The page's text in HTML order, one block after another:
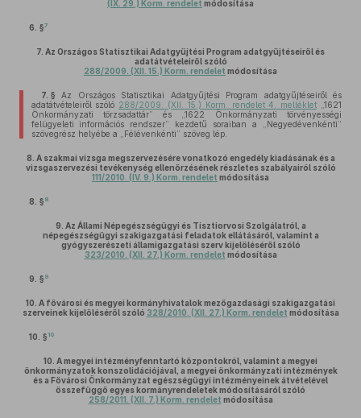
(IX. 29.) Korm. rendelet módosítása
6. §7
7. Az Országos Statisztikai Adatgyűjtési Program adatgyűjtéseiről és
adatátvételeiről szóló
288/2009. (XII. 15.) Korm. rendelet módosítása
7. § Az Országos Statisztikai Adatgyűjtési Program adatgyűjtéseiről és
adatátvételeiről szóló 288/2009. (XII. 15.) Korm. rendelet 4. melléklet „1621
Önkormányzati törzsadattár” és „1622 Önkormányzati törvényességi
felügyeleti információs rendszer” kezdetű soraiban a „Negyedévenkénti”
szövegrész helyébe a „Félévenkénti” szöveg lép.
8. A szakmai vizsga megszervezésére vonatkozó engedély kiadásának és a
vizsgaszervezési tevékenység ellenőrzésének részletes szabályairól szóló
111/2010. (IV. 9.) Korm. rendelet módosítása
8. § 8
9. Az Állami Népegészségügyi és Tisztiorvosi Szolgálatról, a
népegészségügyi szakigazgatási feladatok ellátásáról, valamint a
gyógyszerészeti államigazgatási szerv kijelöléséről szóló
323/2010. (XII. 27.) Korm. rendelet módosítása
9. § 9
10. A fővárosi és megyei kormányhivatalok mezőgazdasági szakigazgatási
szerveinek kijelöléséről szóló 328/2010. (XII. 27.) Korm. rendelet módosítása
10. § 10
10. A megyei intézményfenntartó központokról, valamint a megyei
önkormányzatok konszolidációjával, a megyei önkormányzati intézmények
és a Fővárosi Önkormányzat egészségügyi intézményeinek átvételével
összefüggő egyes kormányrendeletek módosításáról szóló
258/2011. (XII. 7.) Korm. rendelet módosítása